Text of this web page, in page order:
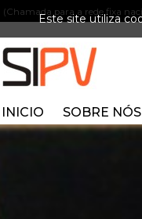
(Chamada para a rede fixa
INICIO SOBRE NÓS
Este site utiliza